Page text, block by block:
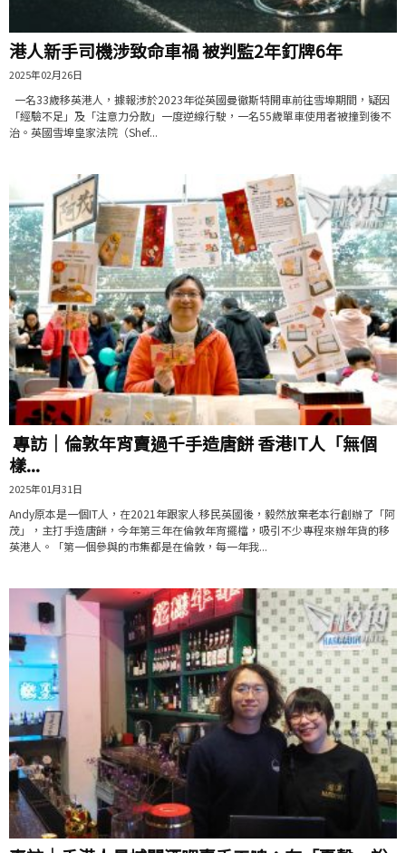
港人新手司機涉致命車禍 被判監2年釘牌6年
2025年02月26日
一名33歲移英港人，據報涉於2023年從英國曼徹斯特開車前往雪埠期間，疑因
「經驗不足」及「注意力分散」一度逆線行駛，一名55歲單車使用者被撞到後不
治。英國雪埠皇家法院（Shef...
專訪｜倫敦年宵賣過千手造唐餅 香港IT人「無個
樣...
2025年01月31日
Andy原本是一個IT人，在2021年跟家人移民英國後，毅然放棄老本行創辦了「阿
茂」，主打手造唐餅，今年第三年在倫敦年宵擺檔，吸引不少專程來辦年貨的移
英港人。「第一個參與的市集都是在倫敦，每一年我...